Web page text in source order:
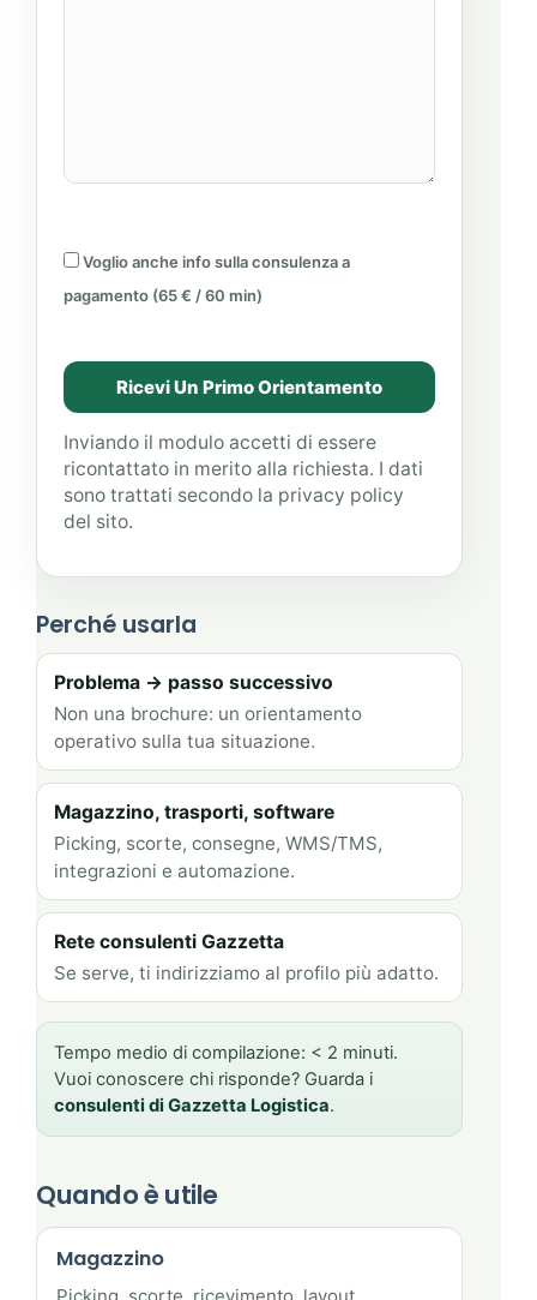
Voglio anche info sulla consulenza a
pagamento (65 € / 60 min)
Inviando il modulo accetti di essere
ricontattato in merito alla richiesta. I dati
sono trattati secondo la privacy policy
del sito.
Perché usarla
Problema → passo successivo
Non una brochure: un orientamento
operativo sulla tua situazione.
Magazzino, trasporti, software
Picking, scorte, consegne, WMS/TMS,
integrazioni e automazione.
Rete consulenti Gazzetta
Se serve, ti indirizziamo al profilo più adatto.
Tempo medio di compilazione: < 2 minuti.
Vuoi conoscere chi risponde? Guarda i
consulenti di Gazzetta Logistica.
Quando è utile
Magazzino